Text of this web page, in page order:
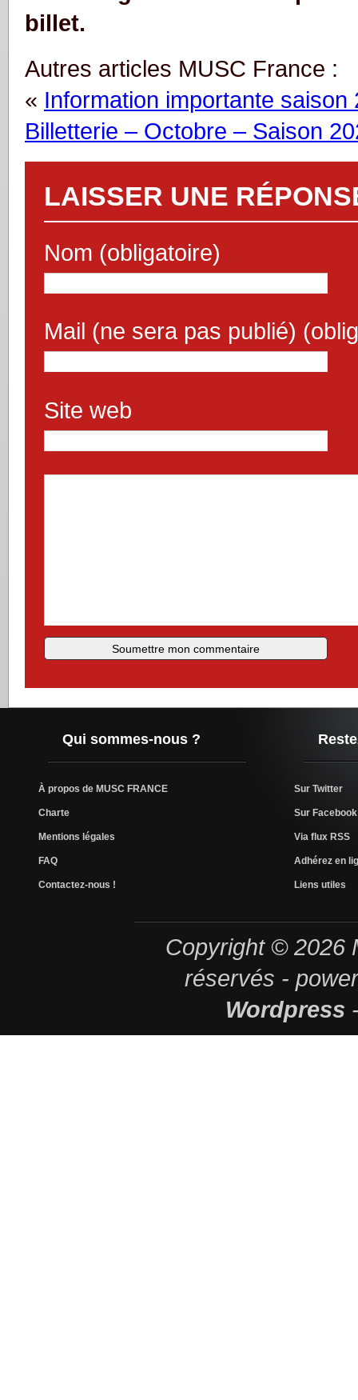
billet.
Autres articles MUSC France :
« Information importante saison
Billetterie – Octobre – Saison
LAISSER UNE
Nom (obligatoire)
Mail (ne sera pas publié)
Site web
Qui sommes-nous ?
À propos de MUSC FRANCE
Charte
Mentions légales
FAQ
Contactez-nous !
Sur Twitter
Sur Facebook
Via flux RSS
Adhérez en
Liens utiles
Copyright © 2026
réservés -
Wordpress